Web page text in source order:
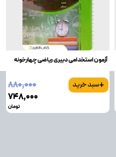
آزمون استخدامی دبیری ریاضی چهارخونه
+سبد خرید
۸۸۰٬۰۰۰
۷۴۸٬۰۰۰
تومان